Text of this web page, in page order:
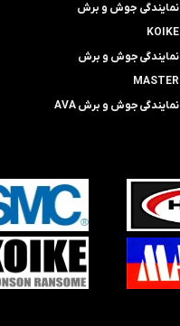
​​​​نمایندگی ​​​ جوش و برش
KOIKE
​​​​نمایندگیجوش و برش
MASTER
​​​​نمایندگی​​​​​​​جوش و برش AVA